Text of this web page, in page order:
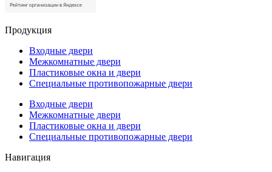
Продукция
Входные двери
Межкомнатные двери
Пластиковые окна и двери
Специальные противопожарные двери
Входные двери
Межкомнатные двери
Пластиковые окна и двери
Специальные противопожарные двери
Навигация